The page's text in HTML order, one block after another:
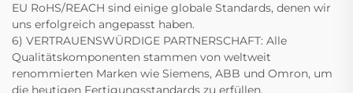
EU RoHS/REACH sind einige globale Standards, denen wir
uns erfolgreich angepasst haben.
6) VERTRAUENSWÜRDIGE PARTNERSCHAFT: Alle
Qualitätskomponenten stammen von weltweit
renommierten Marken wie Siemens, ABB und Omron, um
die heutigen Fertigungsstandards zu erfüllen.